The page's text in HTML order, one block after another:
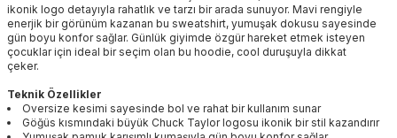
ikonik logo detayıyla rahatlık ve tarzı bir arada sunuyor. Mavi rengiyle
enerjik bir görünüm kazanan bu sweatshirt, yumuşak dokusu sayesinde
gün boyu konfor sağlar. Günlük giyimde özgür hareket etmek isteyen
çocuklar için ideal bir seçim olan bu hoodie, cool duruşuyla dikkat
çeker.
Teknik Özellikler
Oversize kesimi sayesinde bol ve rahat bir kullanım sunar
Göğüs kısmındaki büyük Chuck Taylor logosu ikonik bir stil kazandırır